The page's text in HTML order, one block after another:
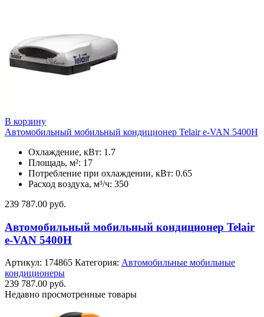
В корзину
Автомобильный мобильный кондиционер Telair e-VAN 5400H
Охлаждение, кВт: 1.7
Площадь, м²: 17
Потребление при охлаждении, кВт: 0.65
Расход воздуха, м³/ч: 350
239 787.00 руб.
Автомобильный мобильный кондиционер Telair
e-VAN 5400H
Артикул: 174865 Категория: Автомобильные мобильные
кондиционеры
239 787.00 руб.
Недавно просмотренные товары